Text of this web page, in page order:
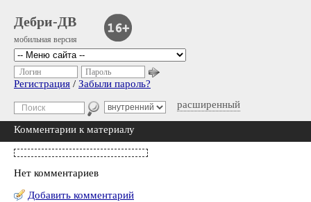
Дебри-ДВ
мобильная версия
расширенный
Логин Пароль
Регистрация / Забыли пароль?
Комментарии к материалу
Нет комментариев
Добавить комментарий